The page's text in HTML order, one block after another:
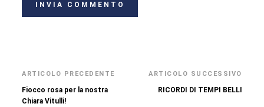
ARTICOLO PRECEDENTE
Fiocco rosa per la nostra
Chiara Vitulli!
ARTICOLO SUCCESSIVO
RICORDI DI TEMPI BELLI